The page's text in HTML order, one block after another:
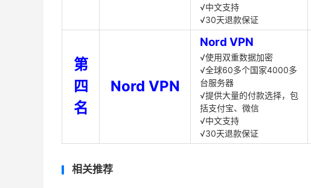
√中文支持
√30天退款保证
第
四
名
Nord VPN
Nord VPN
√使用双重数据加密
√全球60多个国家4000多
台服务器
√提供大量的付款选择，包
括支付宝、微信
√中文支持
√30天退款保证
相关推荐